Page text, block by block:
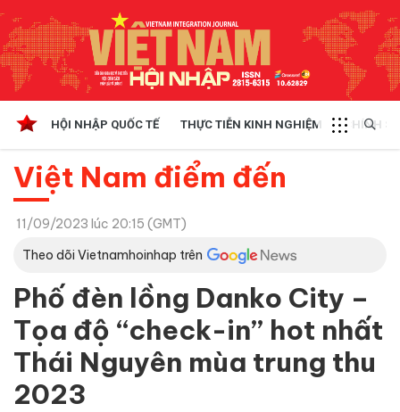
HỘI NHẬP QUỐC TẾ THỰC TIỄN KINH NGHIỆM CHÍNH
Việt Nam điểm đến
11/09/2023 lúc 20:15 (GMT)
Theo dõi Vietnamhoinhap trên
Phố đèn lồng Danko City –
Tọa độ “check-in” hot nhất
Thái Nguyên mùa trung thu
2023